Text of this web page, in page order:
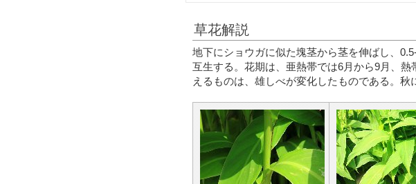
草花解説
地下にショウガに似た塊茎から茎を伸ばし、
互生する。花期は、亜熱帯では6月から9月、
えるものは、雄しべが変化したものである。秋